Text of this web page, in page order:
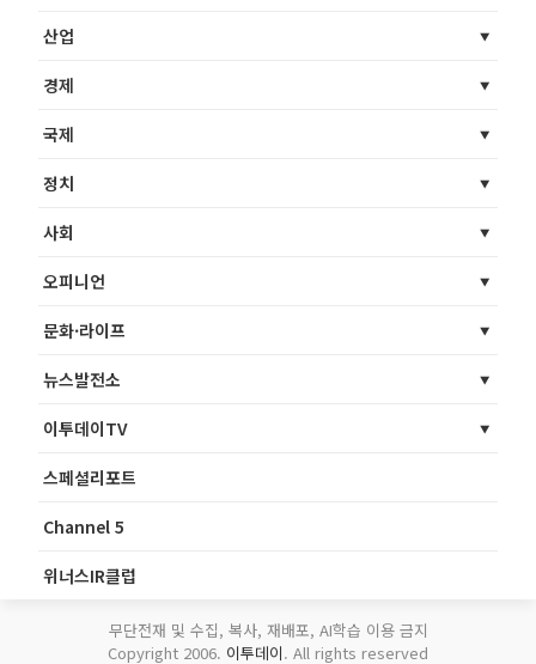
산업
경제
국제
정치
사회
오피니언
문화·라이프
뉴스발전소
이투데이TV
스페셜리포트
Channel 5
위너스IR클럽
무단전재 및 수집, 복사, 재배포, AI학습 이용 금지
Copyright 2006. 이투데이. All rights reserved